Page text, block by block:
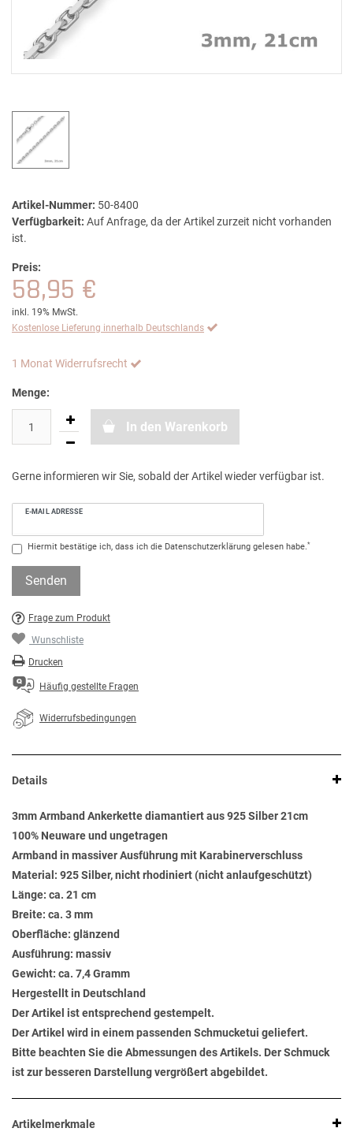
Artikel-Nummer: 50-8400
Verfügbarkeit: Auf Anfrage, da der Artikel zurzeit nicht vorhanden
ist.
Preis:
58,95 €
inkl. 19% MwSt.
Kostenlose Lieferung innerhalb Deutschlands
1 Monat Widerrufsrecht
Menge:
In den Warenkorb
Gerne informieren wir Sie, sobald der Artikel wieder verfügbar ist.
E-MAIL ADRESSE
Hiermit bestätige ich, dass ich die Daten­schutz­erklärung gelesen habe.*
Senden
Frage zum Produkt
Wunschliste
Drucken
Häufig gestellte Fragen
Widerrufsbedingungen
Details
3mm Armband Ankerkette diamantiert aus 925 Silber 21cm
100% Neuware und ungetragen
Armband in massiver Ausführung mit Karabinerverschluss
Material: 925 Silber, nicht rhodiniert (nicht anlaufgeschützt)
Länge: ca. 21 cm
Breite: ca. 3 mm
Oberfläche: glänzend
Ausführung: massiv
Gewicht: ca. 7,4 Gramm
Hergestellt in Deutschland
Der Artikel ist entsprechend gestempelt.
Der Artikel wird in einem passenden Schmucketui geliefert.
Bitte beachten Sie die Abmessungen des Artikels. Der Schmuck
ist zur besseren Darstellung vergrößert abgebildet.
Artikelmerkmale